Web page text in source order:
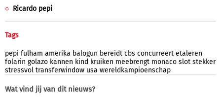
Ricardo pepi
Tags
pepi fulham amerika balogun bereidt cbs concurreert etaleren
folarin golazo kannen kind kruiken meebrengt monaco slot stekker
stressvol transferwindow usa wereldkampioenschap
Wat vind jij van dit nieuws?